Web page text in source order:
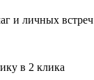
и личных встреч
в 2 клика